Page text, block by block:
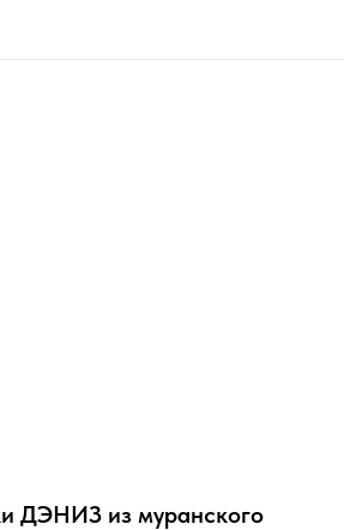
ДЭНИЗ из муранского